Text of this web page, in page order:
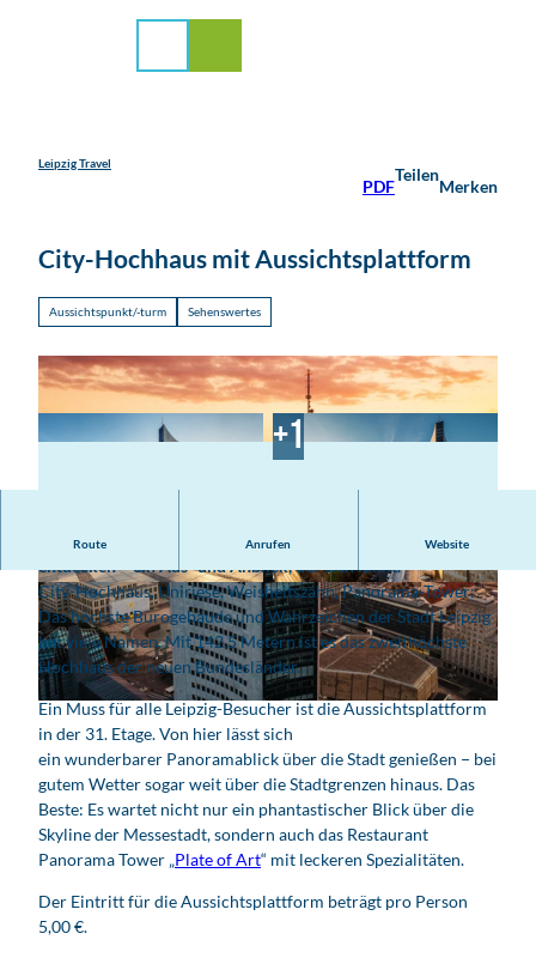
Leipzig Travel
PDF
Teilen
Merken
City-Hochhaus mit Aussichtsplattform
Aussichtspunkt/-turm Sehenswertes
© www.pkfotografie.com, Philipp Kirschner | KI-optimiert | CC-BY
© www.pkfotografie.com, Philipp Kirschner |
KI-optimiert
© www.pkfotografie.com, Philipp Kirschner |
KI-optimiert |CC-BY
Route Anrufen Website
Vom Dach des Leipziger City-Hochhauses die Stadt von oben
entdecken − ein Aus- und Anblick, der sich lohnt.
City-Hochhaus, Uniriese, Weisheitszahn, Panorama-Tower:
Das höchste Bürogebäude und Wahrzeichen der Stadt Leipzig
hat viele Namen. Mit 142,5 Metern ist es das zweithöchste
Hochhaus der neuen Bundesländer.
Ein Muss für alle Leipzig-Besucher ist die Aussichtsplattform
in der 31. Etage. Von hier lässt sich
ein wunderbarer Panoramablick über die Stadt genießen ­− bei
gutem Wetter sogar weit über die Stadtgrenzen hinaus. Das
Beste: Es wartet nicht nur ein phantastischer Blick über die
Skyline der Messestadt, sondern auch das Restaurant
Panorama Tower „Plate of Art“ mit leckeren Spezialitäten.
Der Eintritt für die Aussichtsplattform beträgt pro Person
5,00 €.